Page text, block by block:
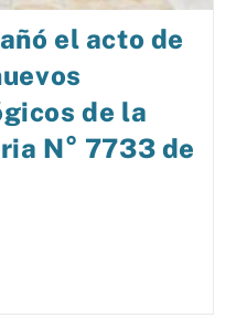
el acto de
de la
N° 7733 de